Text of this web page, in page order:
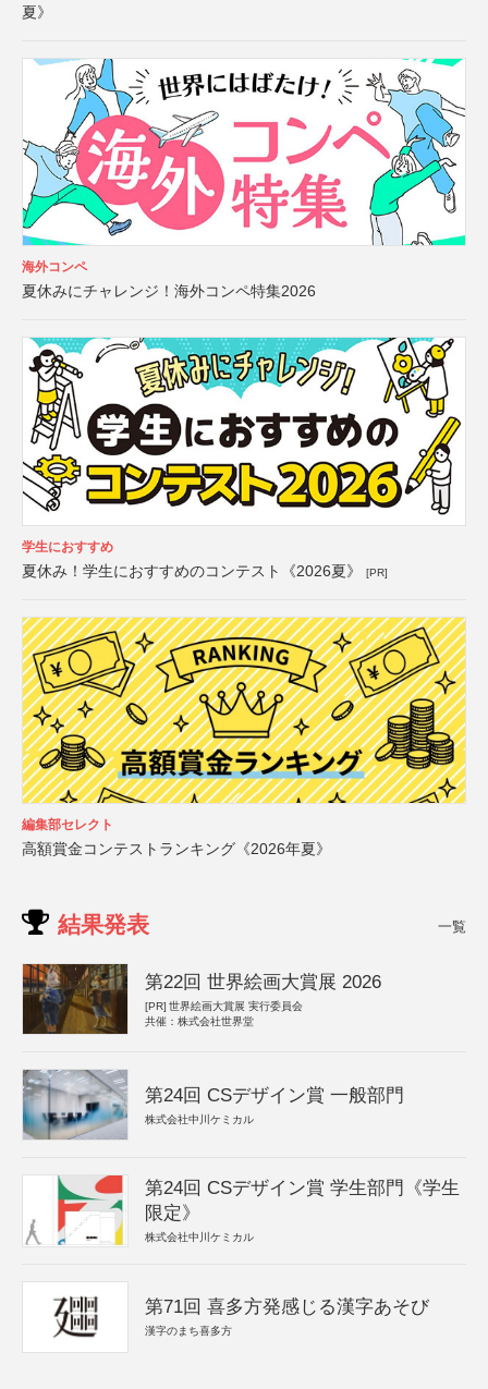
夏》
海外コンペ
夏休みにチャレンジ！海外コンペ特集2026
学生におすすめ
夏休み！学生におすすめのコンテスト《2026夏》 [PR]
編集部セレクト
高額賞金コンテストランキング《2026年夏》
結果発表 一覧
第22回 世界絵画大賞展 2026
[PR] 世界絵画大賞展 実行委員会
共催：株式会社世界堂
第24回 CSデザイン賞 一般部門
株式会社中川ケミカル
第24回 CSデザイン賞 学生部門《学生
限定》
株式会社中川ケミカル
第71回 喜多方発感じる漢字あそび
漢字のまち喜多方